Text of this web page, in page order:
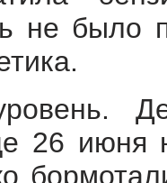
не было
26 июня